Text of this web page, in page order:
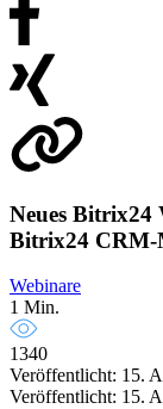
Neues
Bitrix24 CRM-
Webinare
1 Min.
1340
Veröffentlicht: 15.
Veröffentlicht: 15.